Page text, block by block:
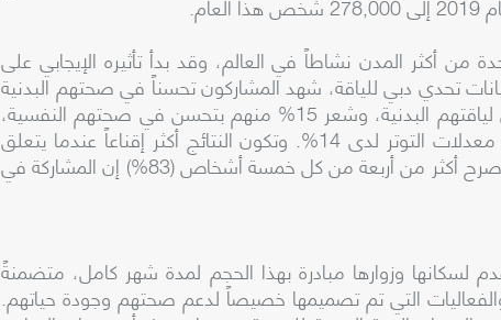
أكثر المدن نشاطاً في العالم، وقد بدأ تأثيره الإيجابي على
تحدي دبي للياقة، شهد المشاركون تحسناً في صحتهم البدنية
والنفسية، حيث أكد 18% منهم على تحسن لياقتهم البدنية، وشعر 15% منهم بتحسن في صحتهم النفسية،
مع ارتفاع مستويات تقدير الذات وانخفاض معدلات التوتر لدى 14%. وتكون النتائج أكثر إقناعاً عندما يتعلق
الأمر بالتأثير الإيجابي على أنماط النوم، حيث صرح أكثر من أربعة من كل خمسة أشخاص (83%) إن المشاركة في
لسكانها وزوارها مبادرة بهذا الحجم لمدة شهر كامل، متضمنةً
التي تم تصميمها خصيصاً لدعم صحتهم وجودة حياتهم.